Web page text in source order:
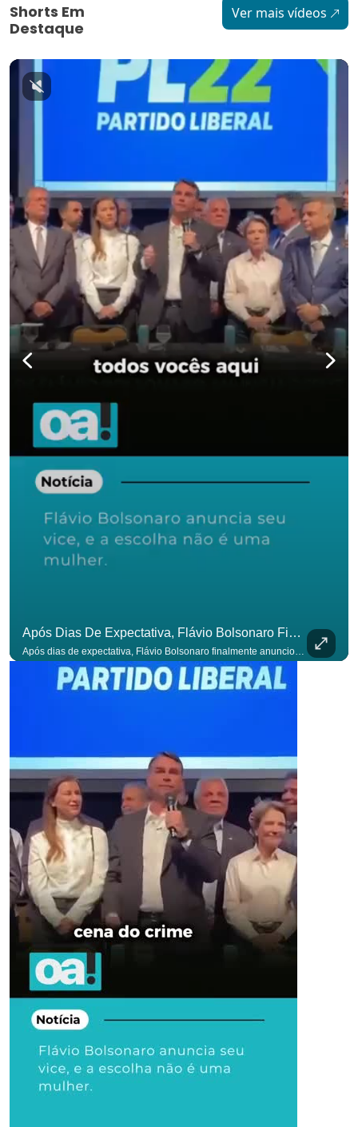
Shorts Em
Destaque
Ver mais vídeos
Após Dias De Expectativa, Flávio Bolsonaro Finalmente Anunciou Seu Vice. #OAntagonista
Após dias de expectativa, Flávio Bolsonaro finalmente anunciou seu vice. #OAntagonista Se você busca informação com credibilidade, inscreva-se agora e ative o